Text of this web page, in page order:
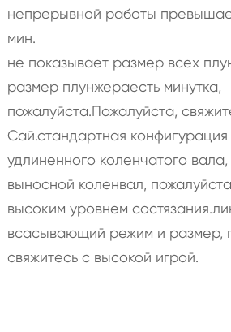
непрерывной работы
мин.
не показывает размер всех
размер плунжераесть минутка,
пожалуйста.Пожалуйста,
Сай.стандартная
удлиненного коленчатого
выносной коленвал,
высоким уровнем
всасывающий режим и размер,
свяжитесь с высокой игрой.